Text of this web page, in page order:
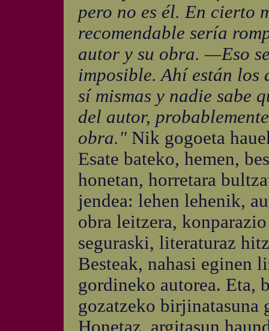
pero no es él. En cierto
recomendable sería
autor y su obra. —Eso
imposible. Ahí están los
sí mismas y nadie sabe
del autor,
obra." Nik gogoeta
Esate bateko, hemen,
honetan, horretara
jendea: lehen lehenik,
obra leitzera,
seguraski, literaturaz
Besteak, nahasi eginen
gordineko autorea. Eta,
gozatzeko birjinatasuna
Honetaz, argitasun